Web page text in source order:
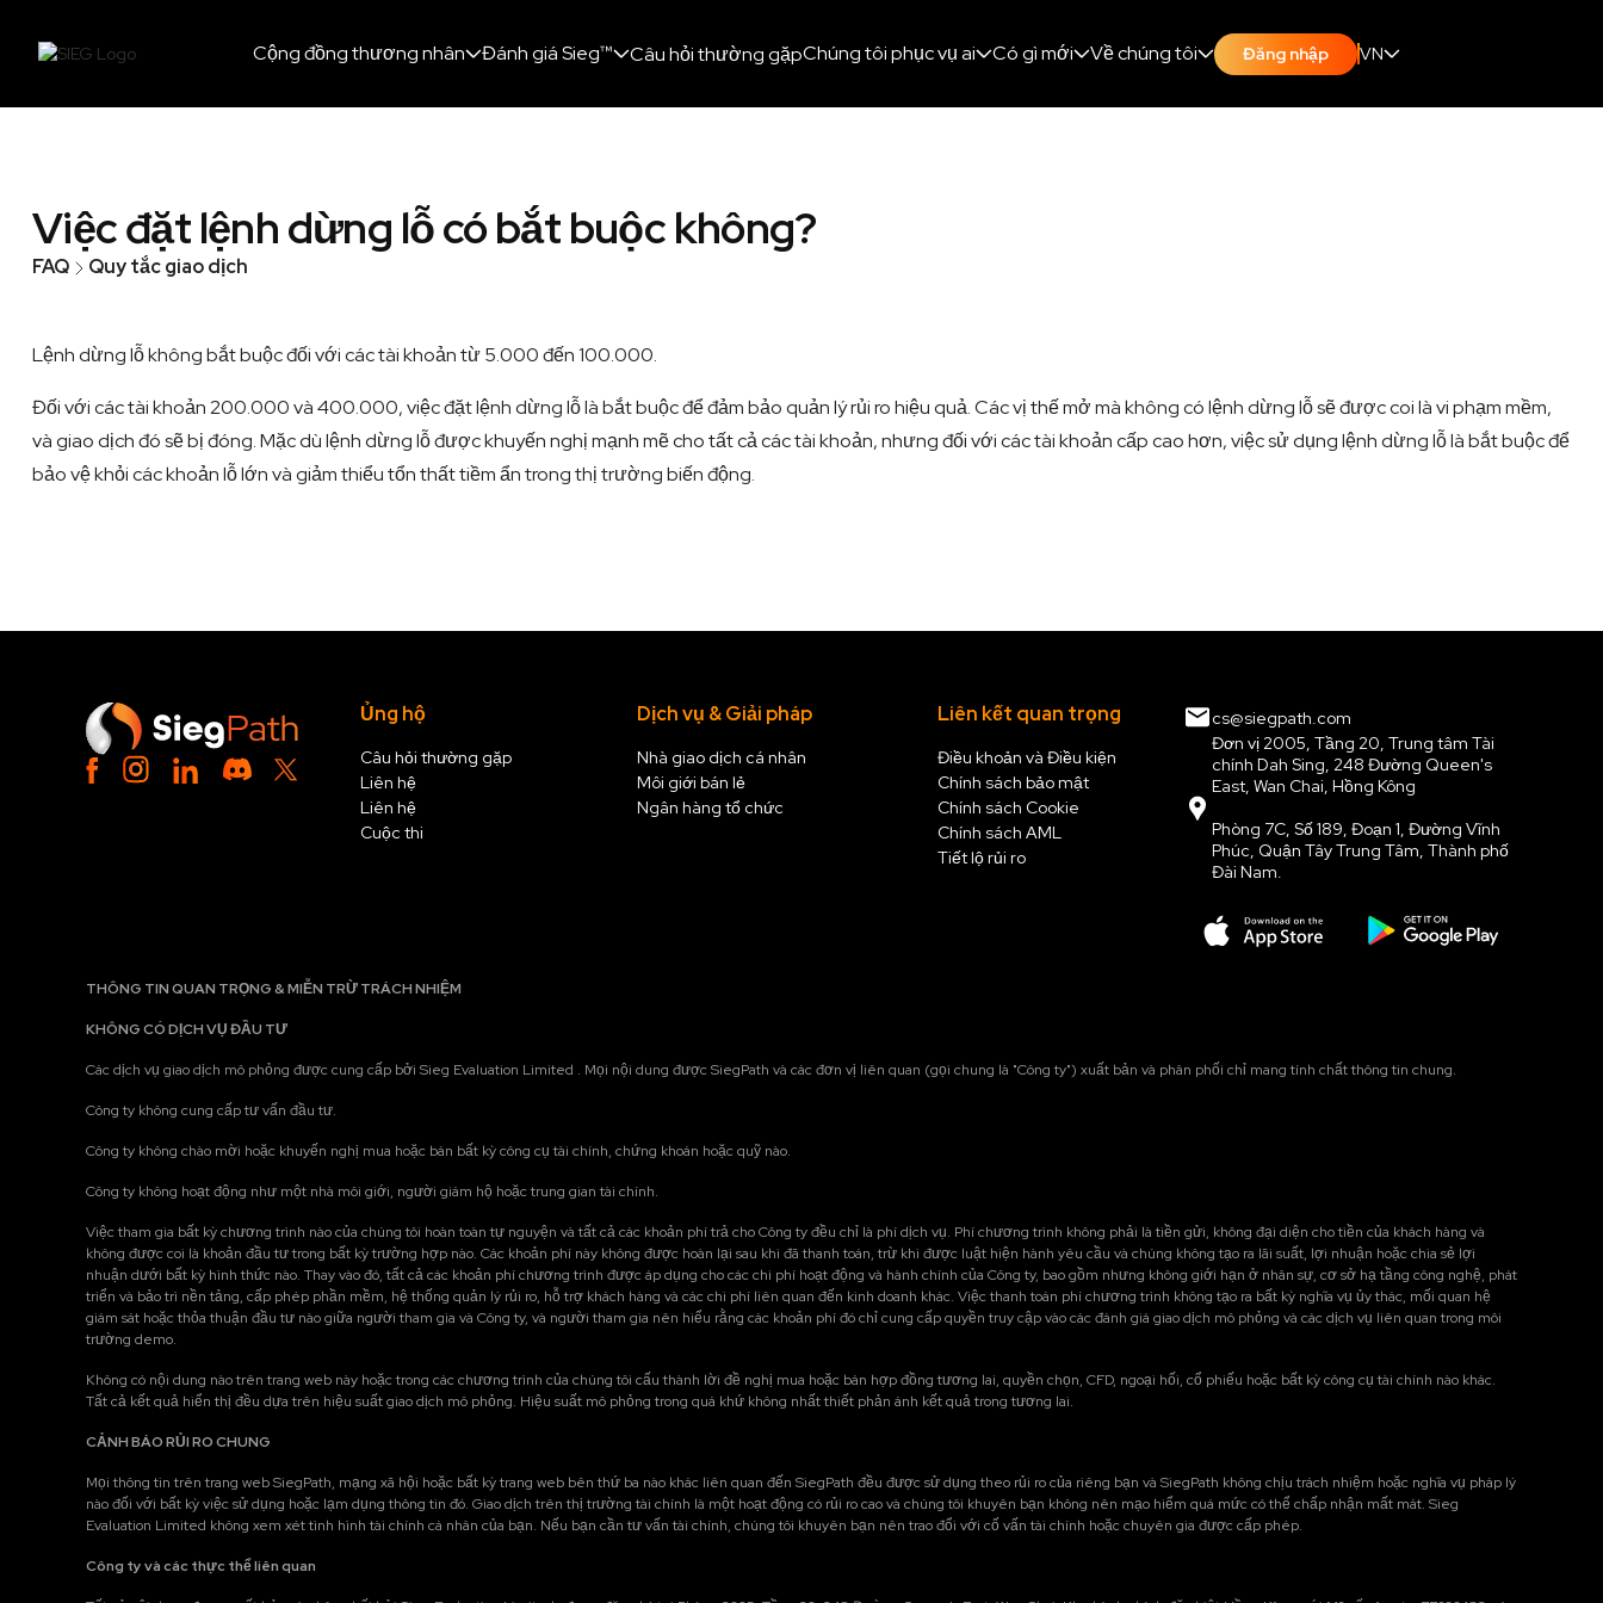
Cộng đồng thương nhân Đánh giá Sieg™ Câu hỏi thường gặpChúng tôi phục vụ ai Có gì mới Về chúng tôi Đăng nhập VN
Việc đặt lệnh dừng lỗ có bắt buộc không?
FAQ Quy tắc giao dịch
Lệnh dừng lỗ không bắt buộc đối với các tài khoản từ 5.000 đến 100.000.
Đối với các tài khoản 200.000 và 400.000, việc đặt lệnh dừng lỗ là bắt buộc để đảm bảo quản lý rủi ro hiệu quả. Các vị thế mở mà không có lệnh dừng lỗ sẽ được coi là vi phạm mềm,
và giao dịch đó sẽ bị đóng. Mặc dù lệnh dừng lỗ được khuyến nghị mạnh mẽ cho tất cả các tài khoản, nhưng đối với các tài khoản cấp cao hơn, việc sử dụng lệnh dừng lỗ là bắt buộc để
bảo vệ khỏi các khoản lỗ lớn và giảm thiểu tổn thất tiềm ẩn trong thị trường biến động.
Ủng hộ
Câu hỏi thường gặp
Liên hệ
Liên hệ
Cuộc thi
Dịch vụ & Giải pháp
Nhà giao dịch cá nhân
Môi giới bán lẻ
Ngân hàng tổ chức
Liên kết quan trọng
Điều khoản và Điều kiện
Chính sách bảo mật
Chính sách Cookie
Chính sách AML
Tiết lộ rủi ro
cs@siegpath.com
Đơn vị 2005, Tầng 20, Trung tâm Tài
chính Dah Sing, 248 Đường Queen's
East, Wan Chai, Hồng Kông
Phòng 7C, Số 189, Đoạn 1, Đường Vĩnh
Phúc, Quận Tây Trung Tâm, Thành phố
Đài Nam.
THÔNG TIN QUAN TRỌNG & MIỄN TRỪ TRÁCH NHIỆM
KHÔNG CÓ DỊCH VỤ ĐẦU TƯ
Các dịch vụ giao dịch mô phỏng được cung cấp bởi Sieg Evaluation Limited . Mọi nội dung được SiegPath và các đơn vị liên quan (gọi chung là "Công ty") xuất bản và phân phối chỉ mang tính chất thông tin chung.
Công ty không cung cấp tư vấn đầu tư.
Công ty không chào mời hoặc khuyến nghị mua hoặc bán bất kỳ công cụ tài chính, chứng khoán hoặc quỹ nào.
Công ty không hoạt động như một nhà môi giới, người giám hộ hoặc trung gian tài chính.
Việc tham gia bất kỳ chương trình nào của chúng tôi hoàn toàn tự nguyện và tất cả các khoản phí trả cho Công ty đều chỉ là phí dịch vụ. Phí chương trình không phải là tiền gửi, không đại diện cho tiền của khách hàng và
không được coi là khoản đầu tư trong bất kỳ trường hợp nào. Các khoản phí này không được hoàn lại sau khi đã thanh toán, trừ khi được luật hiện hành yêu cầu và chúng không tạo ra lãi suất, lợi nhuận hoặc chia sẻ lợi
nhuận dưới bất kỳ hình thức nào. Thay vào đó, tất cả các khoản phí chương trình được áp dụng cho các chi phí hoạt động và hành chính của Công ty, bao gồm nhưng không giới hạn ở nhân sự, cơ sở hạ tầng công nghệ, phát
triển và bảo trì nền tảng, cấp phép phần mềm, hệ thống quản lý rủi ro, hỗ trợ khách hàng và các chi phí liên quan đến kinh doanh khác. Việc thanh toán phí chương trình không tạo ra bất kỳ nghĩa vụ ủy thác, mối quan hệ
giám sát hoặc thỏa thuận đầu tư nào giữa người tham gia và Công ty, và người tham gia nên hiểu rằng các khoản phí đó chỉ cung cấp quyền truy cập vào các đánh giá giao dịch mô phỏng và các dịch vụ liên quan trong môi
trường demo.
Không có nội dung nào trên trang web này hoặc trong các chương trình của chúng tôi cấu thành lời đề nghị mua hoặc bán hợp đồng tương lai, quyền chọn, CFD, ngoại hối, cổ phiếu hoặc bất kỳ công cụ tài chính nào khác.
Tất cả kết quả hiển thị đều dựa trên hiệu suất giao dịch mô phỏng. Hiệu suất mô phỏng trong quá khứ không nhất thiết phản ánh kết quả trong tương lai.
CẢNH BÁO RỦI RO CHUNG
Mọi thông tin trên trang web SiegPath, mạng xã hội hoặc bất kỳ trang web bên thứ ba nào khác liên quan đến SiegPath đều được sử dụng theo rủi ro của riêng bạn và SiegPath không chịu trách nhiệm hoặc nghĩa vụ pháp lý
nào đối với bất kỳ việc sử dụng hoặc lạm dụng thông tin đó. Giao dịch trên thị trường tài chính là một hoạt động có rủi ro cao và chúng tôi khuyên bạn không nên mạo hiểm quá mức có thể chấp nhận mất mát. Sieg
Evaluation Limited không xem xét tình hình tài chính cá nhân của bạn. Nếu bạn cần tư vấn tài chính, chúng tôi khuyên bạn nên trao đổi với cố vấn tài chính hoặc chuyên gia được cấp phép.
Công ty và các thực thể liên quan